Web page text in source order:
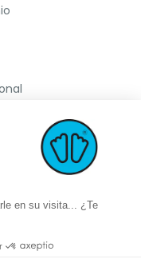
en su visita... ¿Te